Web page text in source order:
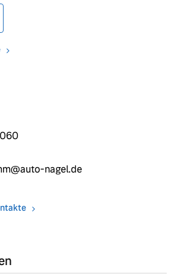
nagel.de